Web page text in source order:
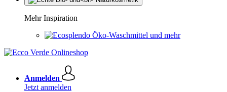
Mehr Inspiration
Öko-Waschmittel und mehr
Anmelden
Jetzt anmelden